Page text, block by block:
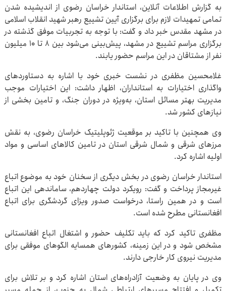
به گزارش اطلاعات آنلاین، استاندار خراسان رضوی از اندیشیده شدن
تمامی تمهیدات لازم برای برگزاری آیین تشییع رهبر شهید انقلاب اسلامی
در مشهد مقدس خبر داد و گفت: با توجه به تجربیات موفق گذشته در
برگزاری مراسم تشییع در مشهد، پیش‌بینی می‌شود بین ۸ تا ۱۰ میلیون
نفر از مشتاقان در این مراسم حضور یابند.
غلامحسین مظفری در نشست خبری خود با اشاره به دستاوردهای
واگذاری اختیارات به استانداران، اظهار داشت: این اختیارات موجب
مدیریت بهتر مسائل استان، به‌ویژه در دوران جنگ، و تامین بخشی از
نیازهای کشور شد.
وی همچنین با تاکید بر موقعیت ژئوپلیتیک خراسان رضوی، به نقش
مرزهای شرقی و شمال شرقی استان در تامین کالاهای اساسی و مواد
اولیه اشاره کرد.
استاندار خراسان رضوی در بخش دیگری از سخنان خود به موضوع اتباع
غیرمجاز پرداخت و گفت: رویکرد دولت چهاردهم، ساماندهی این اتباع
است و در همین راستا، درخواست صدور ویزای گردشگری برای اتباع
افغانستانی مطرح شده است.
مظفری تاکید کرد که باید تکلیف حضور و اشتغال اتباع افغانستانی
مشخص شود و در این زمینه، کشورهای همسایه الگوهای موفقی برای
مدیریت نیروی کار خارجی دارند.
وی در پایان به وضعیت آزادراه‌های استان اشاره کرد و بر تلاش برای